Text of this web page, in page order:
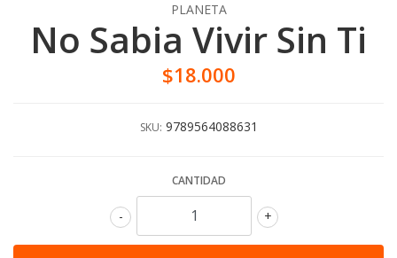
PLANETA
No Sabia Vivir Sin Ti
$18.000
SKU: 9789564088631
CANTIDAD
+
-